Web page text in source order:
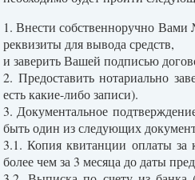
1. Внести собственноручно
реквизиты для вывода средств,
и заверить Вашей подписью
2. Предоставить нотариально
есть какие-либо записи).
3. Документальное
быть один из следующих
3.1. Копия квитанции оплаты
более чем за 3 месяца до даты